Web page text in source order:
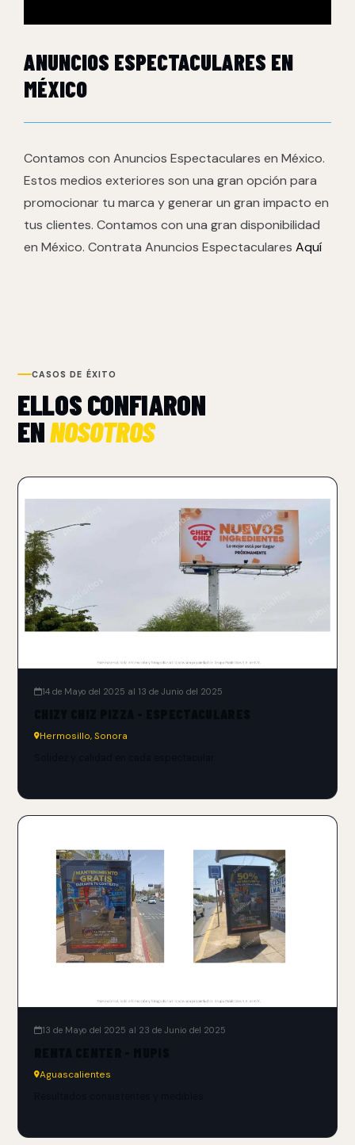
ANUNCIOS ESPECTACULARES EN
MÉXICO
Contamos con Anuncios Espectaculares en México.
Estos medios exteriores son una gran opción para
promocionar tu marca y generar un gran impacto en
tus clientes. Contamos con una gran disponibilidad
en México. Contrata Anuncios Espectaculares Aquí
CASOS DE ÉXITO
ELLOS CONFIARON
ENNOSOTROS
14 de Mayo del 2025 al 13 de Junio del 2025
Hermosillo, Sonora
13 de Mayo del 2025 al 23 de Junio del 2025
Aguascalientes